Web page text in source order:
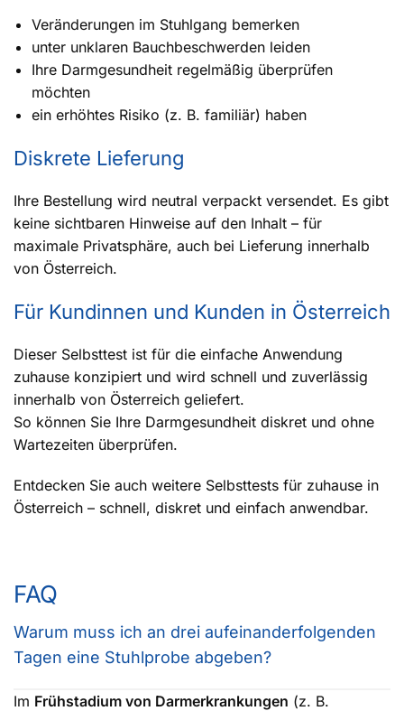
Veränderungen im Stuhlgang bemerken
unter unklaren Bauchbeschwerden leiden
Ihre Darmgesundheit regelmäßig überprüfen
möchten
ein erhöhtes Risiko (z. B. familiär) haben
Diskrete Lieferung
Ihre Bestellung wird neutral verpackt versendet. Es gibt
keine sichtbaren Hinweise auf den Inhalt – für
maximale Privatsphäre, auch bei Lieferung innerhalb
von Österreich.
Für Kundinnen und Kunden in Österreich
Dieser Selbsttest ist für die einfache Anwendung
zuhause konzipiert und wird schnell und zuverlässig
innerhalb von Österreich geliefert.
So können Sie Ihre Darmgesundheit diskret und ohne
Wartezeiten überprüfen.
Entdecken Sie auch weitere Selbsttests für zuhause in
Österreich – schnell, diskret und einfach anwendbar.
FAQ
Warum muss ich an drei aufeinanderfolgenden
Tagen eine Stuhlprobe abgeben?
Im Frühstadium von Darm­erkrankungen (z. B.